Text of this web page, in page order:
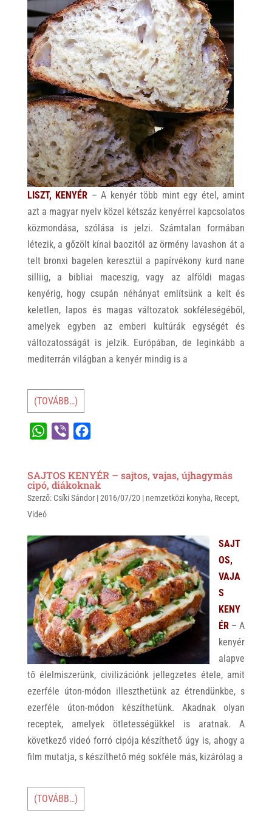
k
LISZT, KENYÉR – A kenyér több mint egy étel, amint
azt a magyar nyelv közel kétszáz kenyérrel kapcsolatos
közmondása, szólása is jelzi. Számtalan formában
létezik, a gőzölt kínai baozitól az örmény lavashon át a
telt bronxi bagelen keresztül a papírvékony kurd nane
silliig, a bibliai maceszig, vagy az alföldi magas
kenyérig, hogy csupán néhányat említsünk a kelt és
keletlen, lapos és magas változatok sokféleségéből,
amelyek egyben az emberi kultúrák egységét és
változatosságát is jelzik. Európában, de leginkább a
mediterrán világban a kenyér mindig is a
(TOVÁBB…)
t
s
A
p
e
r
e
b
o
k
SAJTOS KENYÉR – sajtos, vajas, újhagymás
cipó, diákoknak
Szerző: Csíki Sándor|2016/07/20 | nemzetközi konyha, Recept,
Videó
SAJT
OS,
VAJA
S
KENY
ÉR– A
kenyér
alapve
tő élelmiszerünk, civilizációnk jellegzetes étele, amit
ezerféle úton-módon illeszthetünk az étrendünkbe, s
ezerféle úton-módon készíthetünk. Akadnak olyan
receptek, amelyek ötletességükkel is aratnak. A
következő videó forró cipója készíthető úgy is, ahogy a
film mutatja, s készíthető még sokféle más, kizárólag a
(TOVÁBB…)